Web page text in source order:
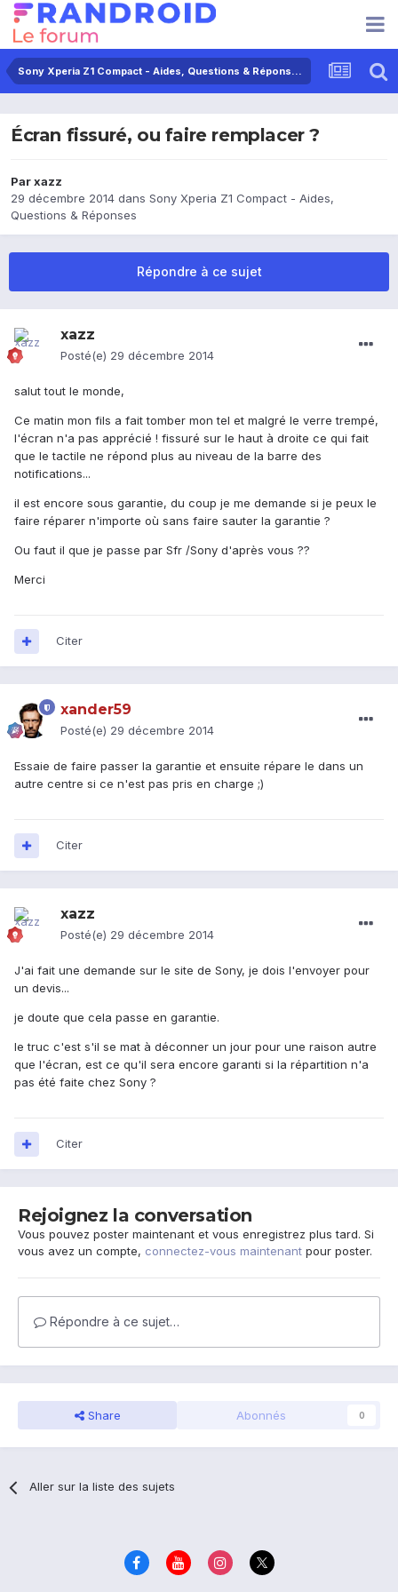
Sony Xperia Z1 Compact - Aides, Questions & Réponses
Écran fissuré, ou faire remplacer ?
Parxazz
29 décembre 2014 dans Sony Xperia Z1 Compact - Aides,
Questions & Réponses
Répondre à ce sujet
xazz
Posté(e) 29 décembre 2014
salut tout le monde,
Ce matin mon fils a fait tomber mon tel et malgré le verre trempé,
l'écran n'a pas apprécié ! fissuré sur le haut à droite ce qui fait
que le tactile ne répond plus au niveau de la barre des
notifications...
il est encore sous garantie, du coup je me demande si je peux le
faire réparer n'importe où sans faire sauter la garantie ?
Ou faut il que je passe par Sfr /Sony d'après vous ??
Merci
Citer
xander59
Posté(e) 29 décembre 2014
Essaie de faire passer la garantie et ensuite répare le dans un
autre centre si ce n'est pas pris en charge ;)
Citer
xazz
Posté(e) 29 décembre 2014
J'ai fait une demande sur le site de Sony, je dois l'envoyer pour
un devis...
je doute que cela passe en garantie.
le truc c'est s'il se mat à déconner un jour pour une raison autre
que l'écran, est ce qu'il sera encore garanti si la répartition n'a
pas été faite chez Sony ?
Citer
Rejoignez la conversation
Vous pouvez poster maintenant et vous enregistrez plus tard. Si
vous avez un compte, connectez-vous maintenant pour poster.
Répondre à ce sujet…
Share Abonnés 0
Aller sur la liste des sujets